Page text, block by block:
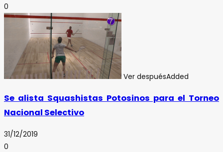
0
Ver despuésAdded
Se alista Squashistas Potosinos para el Torneo
Nacional Selectivo
31/12/2019
0